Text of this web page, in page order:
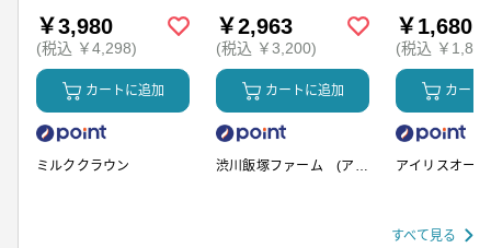
￥3,980
(税込 ￥4,298)
カートに追加
ミルククラウン
￥2,963
(税込 ￥3,200)
カートに追加
渋川飯塚ファーム (アイ
￥1,680
(税込 ￥
カート
アイリスオー
すべて見る